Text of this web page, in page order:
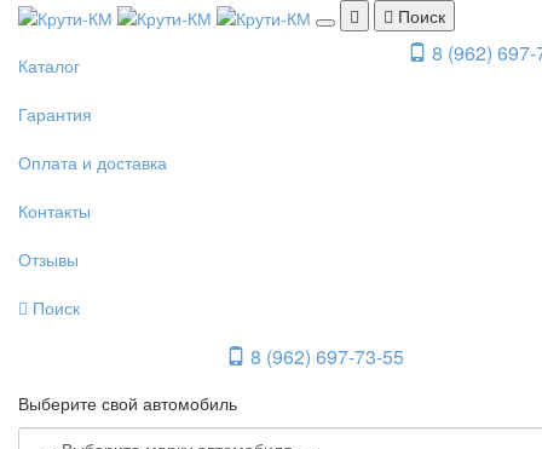
Поиск
8 (962)
Каталог
Гарантия
Оплата и доставка
Контакты
Отзывы
Поиск
8 (962) 697-73-55
Выберите свой автомобиль